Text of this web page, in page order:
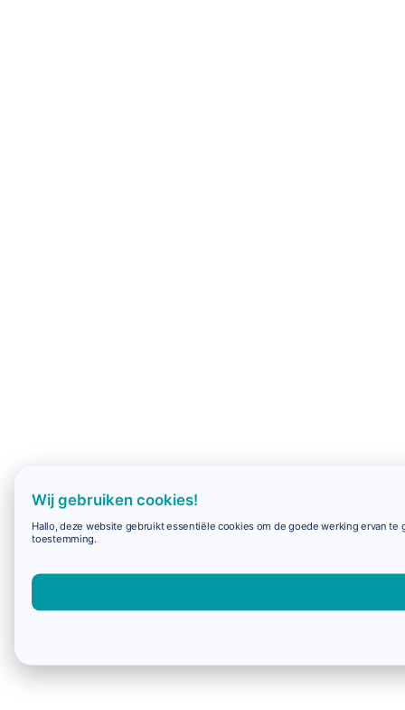
Wij gebruiken cookies!
Hallo, deze website gebruikt essentiële cookies om de goede werking ervan
toestemming.